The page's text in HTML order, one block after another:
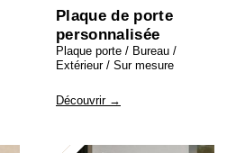
Plaque de porte
personnalisée
Plaque porte / Bureau /
Extérieur / Sur mesure
Découvrir →